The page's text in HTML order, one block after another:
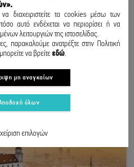
διαχειριστείτε τα cookies μέσω των
αυτό ενδέχεται να περιορίσει ή να
λειτουργιών της ιστοσελίδας.
παρακαλούμε ανατρέξτε στην Πολιτική
να βρείτεεδώ.
μη αναγκαίων
όλων
επιλογών